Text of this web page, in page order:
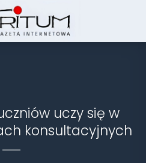
uczy się w
konsultacyjnych